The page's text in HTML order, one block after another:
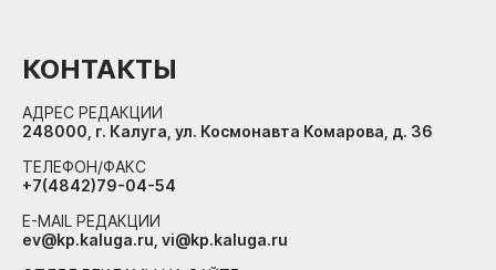
КОНТАКТЫ
АДРЕС РЕДАКЦИИ
248000, г. Калуга, ул. Космонавта Комарова, д. 36
ТЕЛЕФОН/ФАКС
+7(4842)79-04-54
E-MAIL РЕДАКЦИИ
ev@kp.kaluga.ru, vi@kp.kaluga.ru